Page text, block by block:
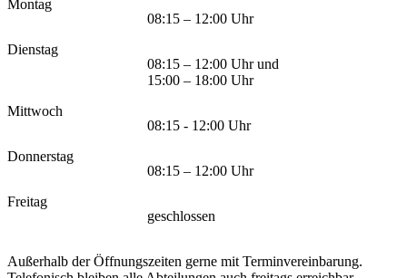
Montag
08:15 – 12:00 Uhr
Dienstag
08:15 – 12:00 Uhr und
15:00 – 18:00 Uhr
Mittwoch
08:15 - 12:00 Uhr
Donnerstag
08:15 – 12:00 Uhr
Freitag
geschlossen
Außerhalb der Öffnungszeiten gerne mit Terminvereinbarung.